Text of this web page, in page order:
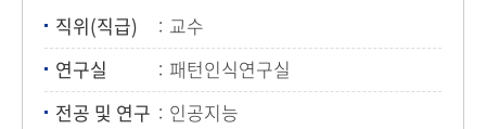
직위(직급)
교수
연구실
패턴인식연구실
전공 및 연구
인공지능